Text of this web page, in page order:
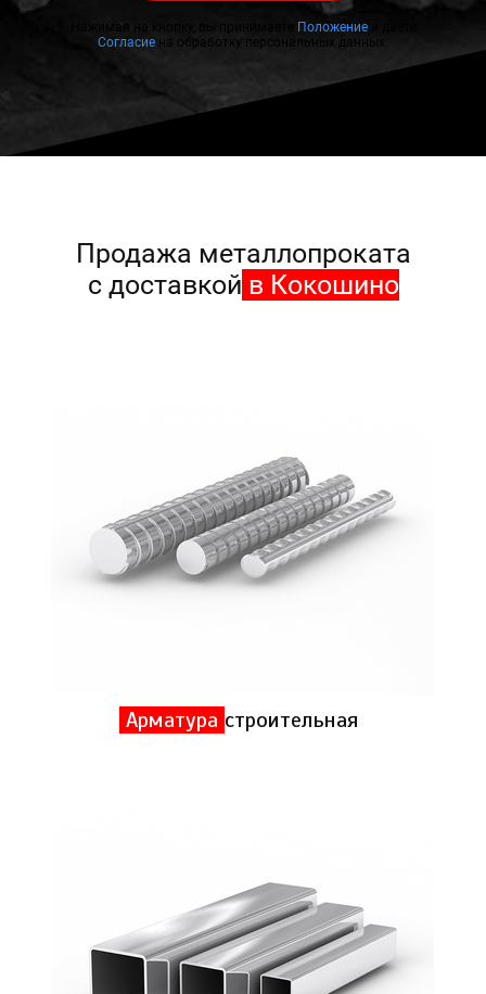
Нажимая на кнопку, вы принимаете Положениеи даете
Согласие на обработку персональных данных.
Продажа металлопроката
с доставкой в Кокошино
Арматура строительная